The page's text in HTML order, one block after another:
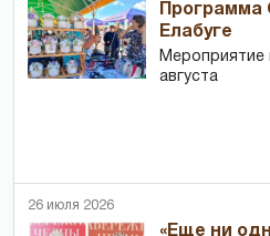
Программа
Елабуге
Мероприятие
августа
26 июля 2026
«Еще ни